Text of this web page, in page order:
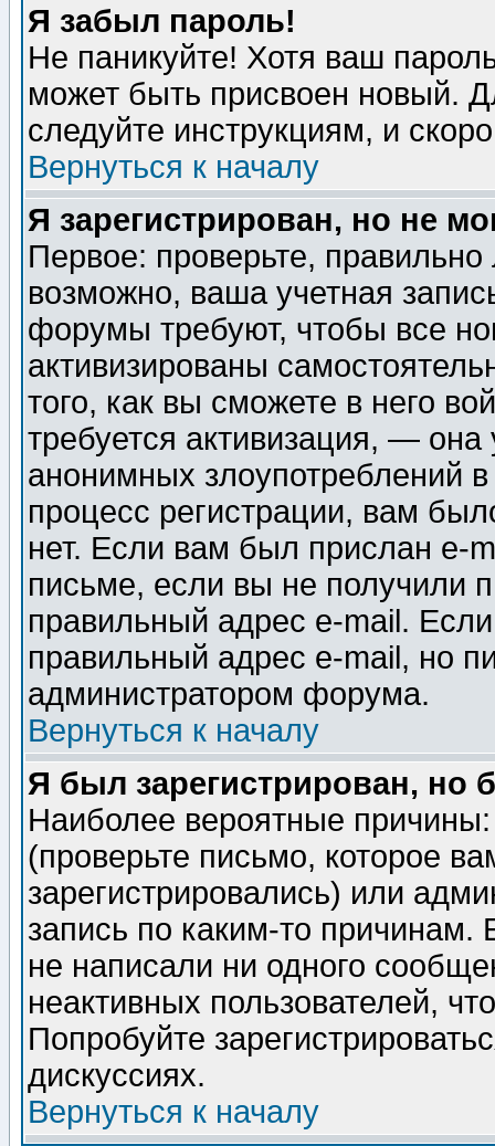
Я забыл пароль!
Не паникуйте! Хотя ваш
может быть присвоен новый.
следуйте инструкциям, и
Вернуться к началу
Я зарегистрирован, но не
Первое: проверьте,
возможно, ваша учетная
форумы требуют, чтобы все
активизированы
того, как вы сможете в него
требуется активизация, —
анонимных злоупотреблений
процесс регистрации, вам
нет. Если вам был прислан e-
письме, если вы не получили
правильный адрес e-mail.
правильный адрес e-mail, но
администратором форума.
Вернуться к началу
Я был зарегистрирован, но
Наиболее вероятные
(проверьте письмо, которое
зарегистрировались) или
запись по каким-то
не написали ни одного
неактивных пользователей,
Попробуйте
дискуссиях.
Вернуться к началу